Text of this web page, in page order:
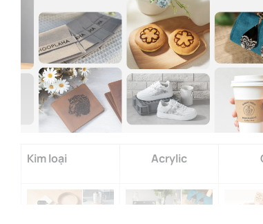
Kim loại Acrylic